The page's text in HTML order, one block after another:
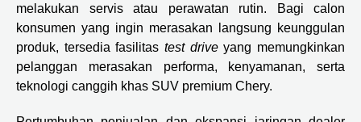
melakukan servis atau perawatan rutin. Bagi calon
konsumen yang ingin merasakan langsung keunggulan
produk, tersedia fasilitas test driveyang memungkinkan
pelanggan merasakan performa, kenyamanan, serta
teknologi canggih khas SUV premium Chery.